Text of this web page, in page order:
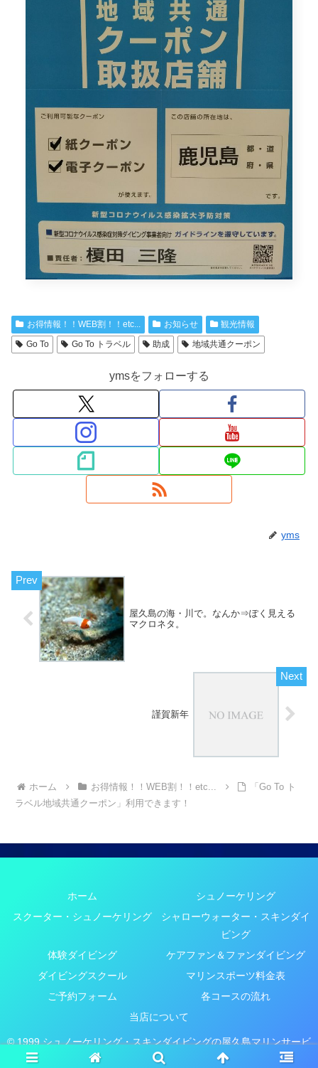
お得情報！！WEB割！！etc... お知らせ
観光情報
Go To
Go To トラベル 助成 地域共通クーポン
ymsをフォローする
yms
屋久島の海・川で。なんか⇒ぽく見える
マクロネタ。
謹賀新年
ホーム お得情報！！WEB割！！etc...
「Go To ト
ラベル地域共通クーポン」利用できます！
ホーム
シュノーケリング
スクーター・シュノーケリング
シャローウォーター・スキンダイ
ビング
体験ダイビング
ケアファン＆ファンダイビング
ダイビングスクール
マリンスポーツ料金表
ご予約フォーム
各コースの流れ
当店について
© 1999 シュノーケリング・スキンダイビングの屋久島マリンサービ
スYMS.